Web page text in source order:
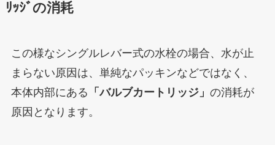
ﾘｯｼﾞの消耗
この様なシングルレバー式の水栓の場合、 水が止
まらない原因は、単純なパッキンなどではなく、
本体内部にある 「バルブカートリッジ」 の消耗が
原因となります。